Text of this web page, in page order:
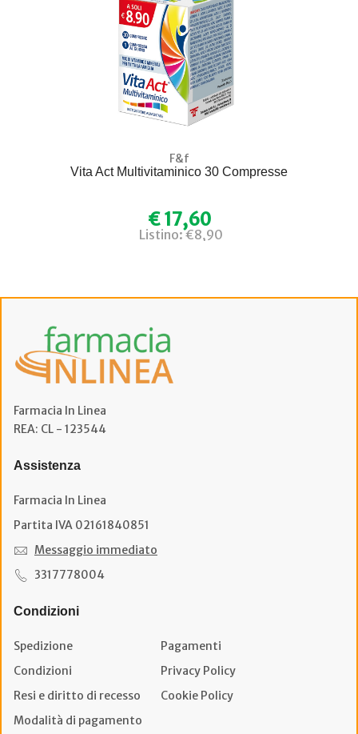
F&f
Vita Act Multivitaminico 30 Compresse
€ 17,60
Listino: €8,90
Farmacia In Linea
REA: CL - 123544
Assistenza
Farmacia In Linea
Partita IVA 02161840851
Messaggio immediato
3317778004
Condizioni
Spedizione
Pagamenti
Condizioni
Privacy Policy
Resi e diritto di recesso
Cookie Policy
Modalità di pagamento